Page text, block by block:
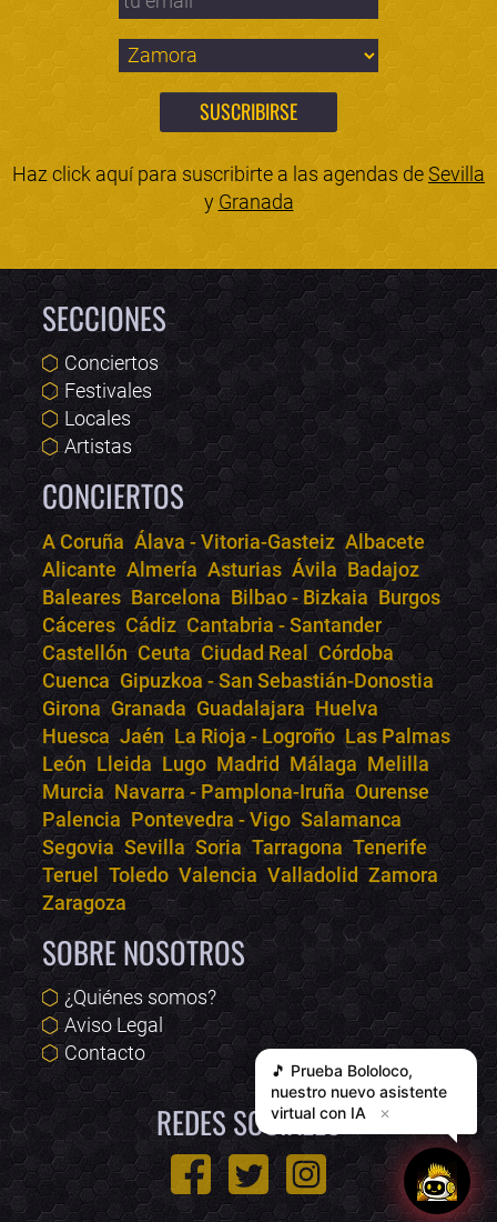
Haz click aquí para suscribirte a las agendas deSevilla
y Granada
SECCIONES
Conciertos
Festivales
Locales
Artistas
CONCIERTOS
A Coruña Álava - Vitoria-Gasteiz Albacete
Alicante Almería Asturias Ávila Badajoz
Baleares Barcelona Bilbao - Bizkaia Burgos
Cáceres Cádiz Cantabria - Santander
Castellón Ceuta Ciudad Real Córdoba
Cuenca Gipuzkoa - San Sebastián-Donostia
Girona Granada Guadalajara Huelva
Huesca Jaén La Rioja - Logroño Las Palmas
León Lleida Lugo Madrid Málaga Melilla
Murcia Navarra - Pamplona-Iruña Ourense
Palencia Pontevedra - Vigo Salamanca
Segovia Sevilla Soria Tarragona Tenerife
Teruel Toledo Valencia Valladolid Zamora
Zaragoza
SOBRE NOSOTROS
¿Quiénes somos?
Aviso Legal
Contacto
REDES SOCIALES
🎵 Prueba Bololoco,
nuestro nuevo asistente
virtual con IA
✕
Bololoco · conciertos.club
Online · Te ayudo a encontrar conciertos